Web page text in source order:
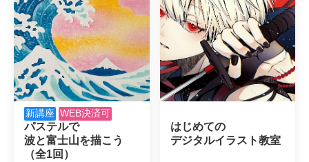
新講座 WEB決済可
パステルで
波と富士山を描こう
（全1回）
はじめての
デジタルイラスト教室